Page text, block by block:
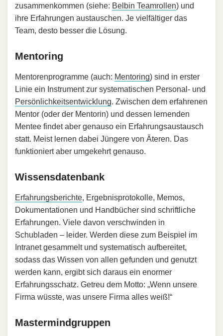
zusammenkommen (siehe: Belbin Teamrollen) und
ihre Erfahrungen austauschen. Je vielfältiger das
Team, desto besser die Lösung.
Mentoring
Mentorenprogramme (auch: Mentoring) sind in erster
Linie ein Instrument zur systematischen Personal- und
Persönlichkeitsentwicklung. Zwischen dem erfahrenen
Mentor (oder der Mentorin) und dessen lernenden
Mentee findet aber genauso ein Erfahrungsaustausch
statt. Meist lernen dabei Jüngere von Äteren. Das
funktioniert aber umgekehrt genauso.
Wissensdatenbank
Erfahrungsberichte, Ergebnisprotokolle, Memos,
Dokumentationen und Handbücher sind schriftliche
Erfahrungen. Viele davon verschwinden in
Schubladen – leider. Werden diese zum Beispiel im
Intranet gesammelt und systematisch aufbereitet,
sodass das Wissen von allen gefunden und genutzt
werden kann, ergibt sich daraus ein enormer
Erfahrungsschatz. Getreu dem Motto: „Wenn unsere
Firma wüsste, was unsere Firma alles weiß!“
Mastermindgruppen